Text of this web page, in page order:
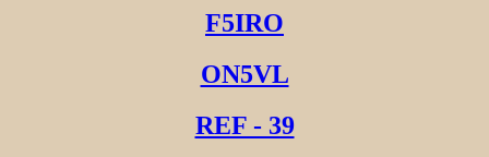
F5IRO
ON5VL
REF - 39